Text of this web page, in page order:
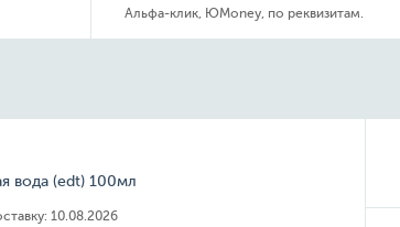
Альфа-клик, ЮMoney, по реквизитам.
вода (edt) 100мл
10.08.2026